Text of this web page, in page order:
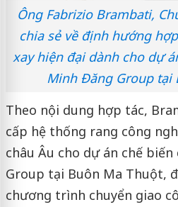
Ông Fabrizio Brambati,
chia sẻ về định hướng
xay hiện đại dành cho dự
Minh Đăng Group tại
Theo nội dung hợp tác,
cấp hệ thống rang công
châu Âu cho dự án chế
Group tại Buôn Ma Thuột,
chương trình chuyển giao